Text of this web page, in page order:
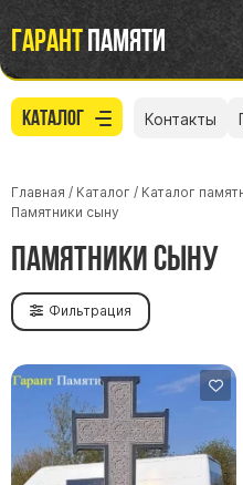
Гарантпамяти
Каталог Контакты
Главная / Каталог / Каталог
Памятники сыну
Памятники сыну
Фильтрация